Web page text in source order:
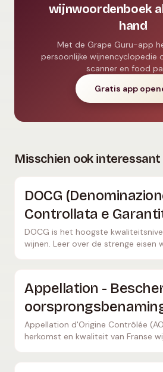
wijnwoordenboek
hand
Met de Grape Guru-app
persoonlijke wijnencyclopedie
scanner en food
Gratis app
Misschien ook interessant
DOCG
Controllata e
DOCG is het hoogste
wijnen. Leer over de strenge eisen
Appellation -
Appellation d'Origine Contrôlée
herkomst en kwaliteit van Franse